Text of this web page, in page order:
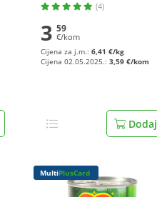
(4)
3 59
€/kom
Cijena za j.m.: 6,41 €/kg
Cijena 02.05.2025.: 3,59 €/kom
Dodaj
MultiPlusCard